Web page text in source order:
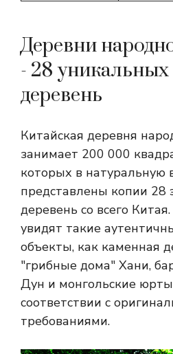
Деревни
- 28
деревень
Китайская деревня
занимает 200 000
которых в натуральную
представлены копии 28
деревень со всего
увидят такие
объекты, как каменная
"грибные дома" Хани,
Дун и монгольские
соответствии с
требованиями.